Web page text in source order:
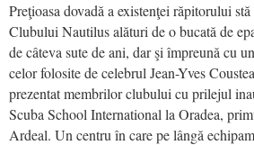
Preţioasa dovadă a existenţei răpitorului
Clubului Nautilus alături de o bucată de
de câteva sute de ani, dar şi împreună cu
celor folosite de celebrul Jean-Yves
prezentat membrilor clubului cu prilejul
Scuba School International la Oradea,
Ardeal. Un centru în care pe lângă